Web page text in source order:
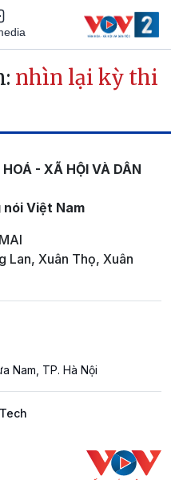
nhìn lại kỳ thi
- XÃ HỘI VÀ DÂN
Việt Nam
Lan, Xuân Thọ, Xuân
Nam, TP. Hà Nội